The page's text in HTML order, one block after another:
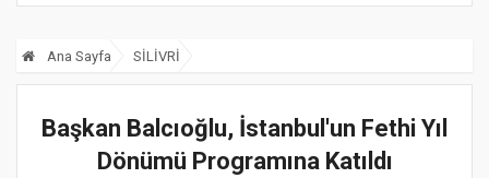
Ana Sayfa SİLİVRİ
Başkan Balcıoğlu, İstanbul'un Fethi Yıl
Dönümü Programına Katıldı